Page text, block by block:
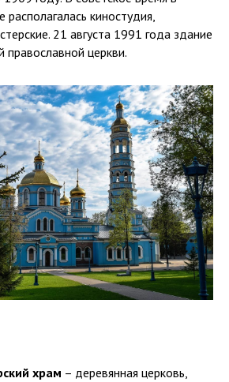
киностудия,
21 августа 1991 года здание
православной церкви.
храм – деревянная церковь,